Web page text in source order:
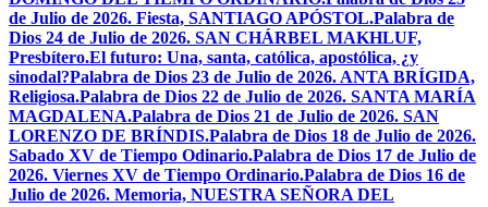
de Julio de 2026. Fiesta, SANTIAGO APÓSTOL.Palabra de
Dios 24 de Julio de 2026. SAN CHÁRBEL MAKHLUF,
Presbítero.El futuro: Una, santa, católica, apostólica, ¿y
sinodal?Palabra de Dios 23 de Julio de 2026. ANTA BRÍGIDA,
Religiosa.Palabra de Dios 22 de Julio de 2026. SANTA MARÍA
MAGDALENA.Palabra de Dios 21 de Julio de 2026. SAN
LORENZO DE BRÍNDIS.Palabra de Dios 18 de Julio de 2026.
Sabado XV de Tiempo Odinario.Palabra de Dios 17 de Julio de
2026. Viernes XV de Tiempo Ordinario.Palabra de Dios 16 de
Julio de 2026. Memoria, NUESTRA SEÑORA DEL